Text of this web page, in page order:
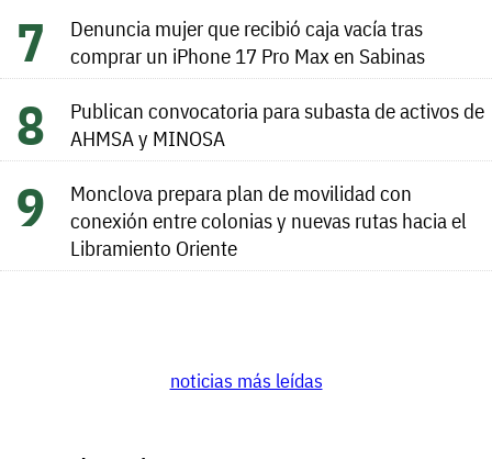
Denuncia mujer que recibió caja vacía tras
comprar un iPhone 17 Pro Max en Sabinas
Publican convocatoria para subasta de activos de
AHMSA y MINOSA
Monclova prepara plan de movilidad con
conexión entre colonias y nuevas rutas hacia el
Libramiento Oriente
noticias más leídas